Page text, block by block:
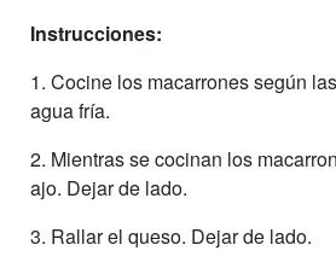
Instrucciones:
1. Cocine los macarrones según
agua fría.
2. Mientras se cocinan los
ajo. Dejar de lado.
3. Rallar el queso. Dejar de lado.